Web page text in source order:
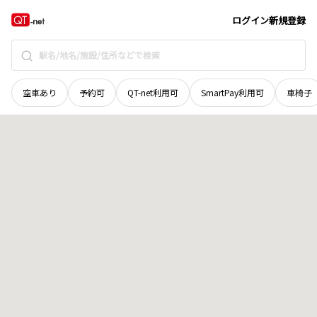
ログイン新規登録
空車あり 予約可 QT-net利用可 SmartPay利用可 車椅子
宮城県